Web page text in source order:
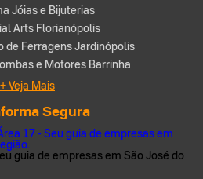
Jóias e Bijuterias
Arts Florianópolis
de Ferragens Jardinópolis
e Motores Barrinha
+ Veja Mais
Segura